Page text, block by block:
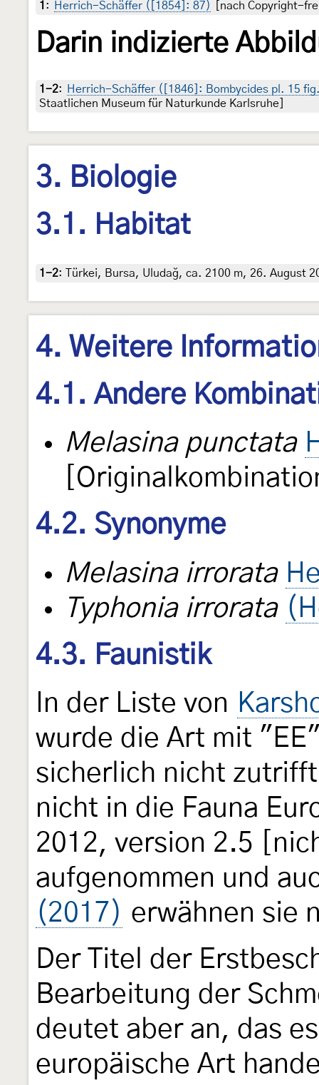
1 : Herrich-Schäffer ([1854]: 87) [nach Copyright-
Darin indizierte
1-2:
Herrich-Schäffer ([1846]: Bombycides pl. 15
Staatlichen Museum für Naturkunde Karlsruhe]
3. Biologie
3.1. Habitat
1-2: Türkei, Bursa, Uludağ, ca. 2100 m, 26. August
4. Weitere
4.1. Andere
Melasina punctata
4.2. Synonyme
Melasina irrorata
Typhonia irrorata
4.3. Faunistik
In der Liste von
wurde die Art mit
sicherlich nicht
nicht in die Fauna
2012, version 2.5
aufgenommen und
(2017) erwähnen sie
Der Titel der
Bearbeitung der
deutet aber an, das
europäische Art